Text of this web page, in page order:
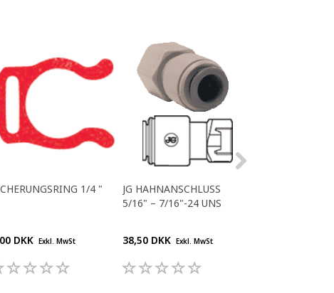
1/4 "
DKK Exkl. MwSt
JG HAHNANSCHLUSS
5/16" – 7/16"-24 UNS
38,50 DKK Exkl. MwSt